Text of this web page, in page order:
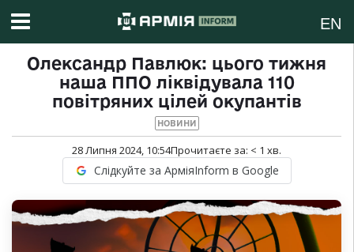
EN
Олександр Павлюк: цього тижня
наша ППО ліквідувала 110
повітряних цілей окупантів
НОВИНИ
28 Липня 2024, 10:54Прочитаєте за: < 1 хв.
Слідкуйте за АрміяInform в Google